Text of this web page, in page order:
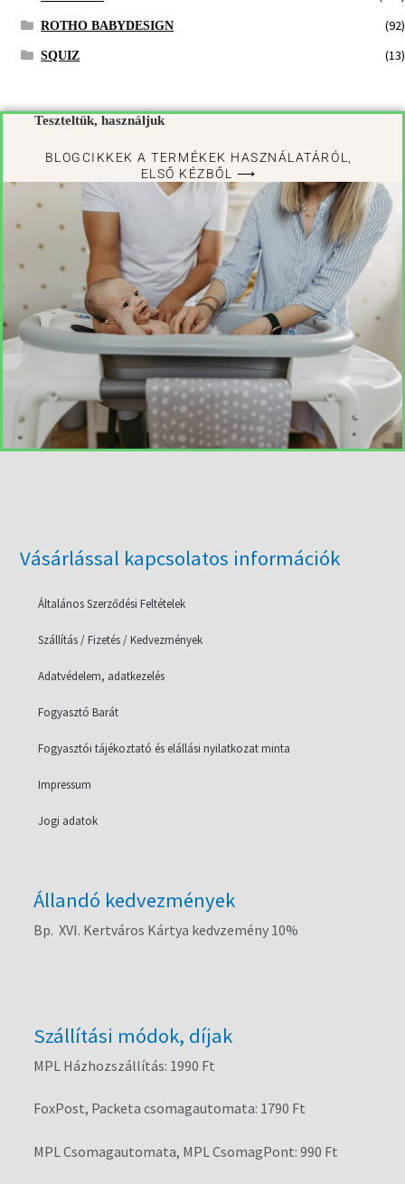
ROTHO BABYDESIGN (92)
SQUIZ (13)
Teszteltük, használjuk
BLOGCIKKEK A TERMÉKEK HASZNÁLATÁRÓL,
ELSŐ KÉZBŐL ⟶
Vásárlással kapcsolatos információk
Általános Szerződési Feltételek
Szállítás / Fizetés / Kedvezmények
Adatvédelem, adatkezelés
Fogyasztó Barát
Fogyasztói tájékoztató és elállási nyilatkozat minta
Impressum
Jogi adatok
Állandó kedvezmények
Bp. XVI. Kertváros Kártya kedvzemény 10%
Szállítási módok, díjak
MPL Házhozszállítás: 1990 Ft
FoxPost, Packeta csomagautomata: 1790 Ft
MPL Csomagautomata, MPL CsomagPont: 990 Ft